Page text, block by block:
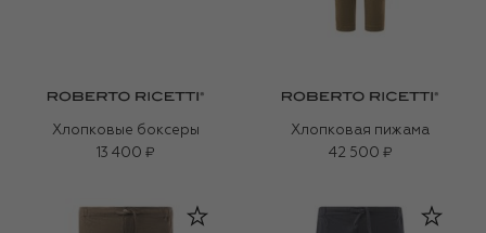
Хлопковые боксеры
13 400 ₽
Хлопковая пижама
42 500 ₽